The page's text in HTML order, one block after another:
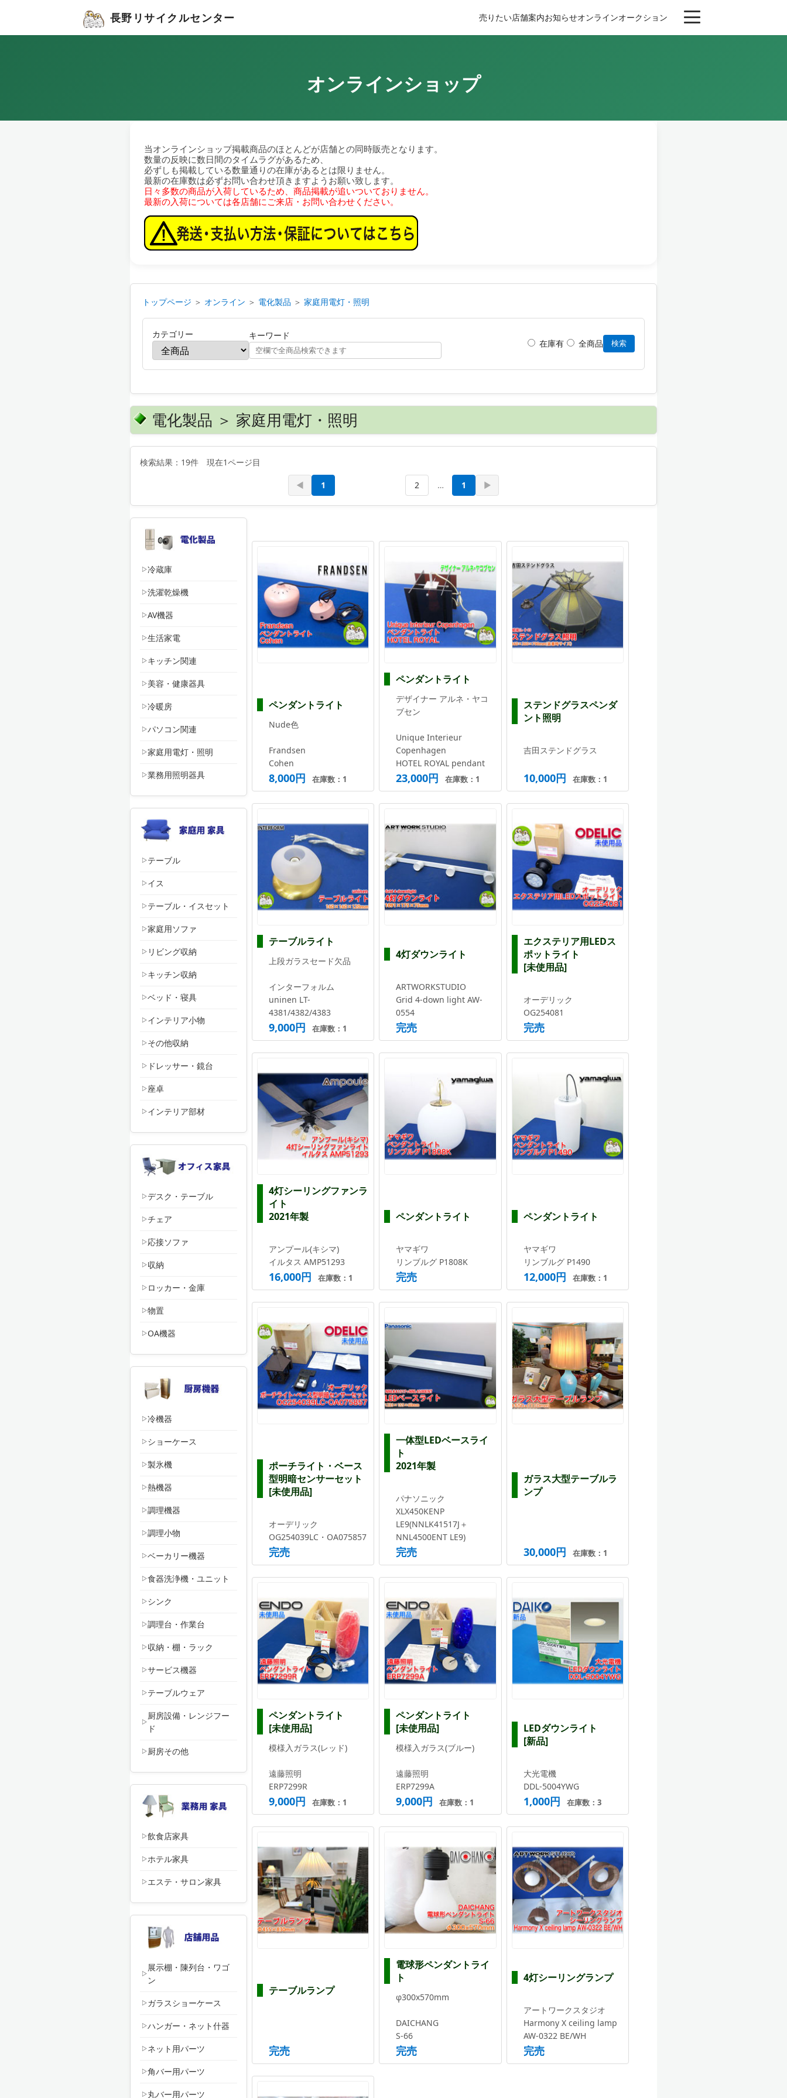
長野リサイクルセンター 売りたい店舗案内お知らせオンラインオークション
オンラインショップ
当オンラインショップ掲載商品のほとんどが店舗との同時販売となります。
数量の反映に数日間のタイムラグがあるため、
必ずしも掲載している数量通りの在庫があるとは限りません。
最新の在庫数は必ずお問い合わせ頂きますようお願い致します。
日々多数の商品が入荷しているため、商品掲載が追いついておりません。
最新の入荷については各店舗にご来店・お問い合わせください。
トップページ ＞ オンライン ＞ 電化製品 ＞ 家庭用電灯・照明
カテゴリー キーワード
在庫有 全商品 検索
電化製品 ＞ 家庭用電灯・照明
検索結果：19件 現在1ページ目
◀ 1 2 … 1 ▶
冷蔵庫
洗濯乾燥機
AV機器
生活家電
キッチン関連
美容・健康器具
冷暖房
パソコン関連
家庭用電灯・照明
業務用照明器具
テーブル
イス
テーブル・イスセット
家庭用ソファ
リビング収納
キッチン収納
ベッド・寝具
インテリア小物
その他収納
ドレッサー・鏡台
座卓
インテリア部材
デスク・テーブル
チェア
応接ソファ
収納
ロッカー・金庫
物置
OA機器
冷機器
ショーケース
製氷機
熱機器
調理機器
調理小物
ベーカリー機器
食器洗浄機・ユニット
シンク
調理台・作業台
収納・棚・ラック
サービス機器
テーブルウェア
厨房設備・レンジフー
ド
厨房その他
飲食店家具
ホテル家具
エステ・サロン家具
展示棚・陳列台・ワゴ
ン
ガラスショーケース
ハンガー・ネット什器
ネット用パーツ
角バー用パーツ
丸バー用パーツ
ペンダントライト
Nude色
Frandsen
Cohen
8,000円 在庫数：1
ペンダントライト
デザイナー アルネ・ヤコ
ブセン
Unique Interieur
Copenhagen
HOTEL ROYAL pendant
23,000円 在庫数：1
ステンドグラスペンダ
ント照明
吉田ステンドグラス
10,000円 在庫数：1
テーブルライト
上段ガラスセード欠品
インターフォルム
uninen LT-
4381/4382/4383
9,000円 在庫数：1
4灯ダウンライト
ARTWORKSTUDIO
Grid 4-down light AW-
0554
完売
エクステリア用LEDス
ポットライト
[未使用品]
オーデリック
OG254081
完売
4灯シーリングファンラ
イト
2021年製
アンプール(キシマ)
イルタス AMP51293
16,000円 在庫数：1
ペンダントライト
ヤマギワ
リンブルグ P1808K
完売
ペンダントライト
ヤマギワ
リンブルグ P1490
12,000円 在庫数：1
ポーチライト・ベース
型明暗センサーセット
[未使用品]
オーデリック
OG254039LC・OA075857
完売
一体型LEDベースライ
ト
2021年製
パナソニック
XLX450KENP
LE9(NNLK41517J＋
NNL4500ENT LE9)
完売
ガラス大型テーブルラ
ンプ
30,000円 在庫数：1
ペンダントライト
[未使用品]
模様入ガラス(レッド)
遠藤照明
ERP7299R
9,000円 在庫数：1
ペンダントライト
[未使用品]
模様入ガラス(ブルー)
遠藤照明
ERP7299A
9,000円 在庫数：1
LEDダウンライト
[新品]
大光電機
DDL-5004YWG
1,000円 在庫数：3
テーブルランプ
完売
電球形ペンダントライ
ト
φ300x570mm
DAICHANG
S-66
完売
4灯シーリングランプ
アートワークスタジオ
Harmony X ceiling lamp
AW-0322 BE/WH
完売